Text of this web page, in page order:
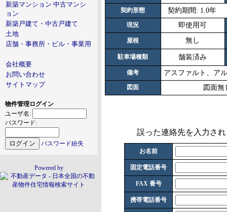
新築マンション 中古マンシ
ョン
新築戸建て・中古戸建て
土地
店舗・事務所・ビル・事業用
会社概要
お問い合わせ
サイトマップ
物件管理ログイン
ユーザ名:
パスワード:
パスワード紛失
Powered by
契約形態 契約期間: 1.0年
現況 即使用可
屋根 無し
駐車場種類 舗装済み
備考 アスファルト、ア
図面 図面無
誤った連絡先を入力さ
お名前
固定電話番号
FAX 番号
携帯電話番号